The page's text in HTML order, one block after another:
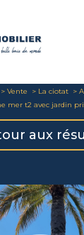
Vente La ciotat
mer t2 avec jardin
aux